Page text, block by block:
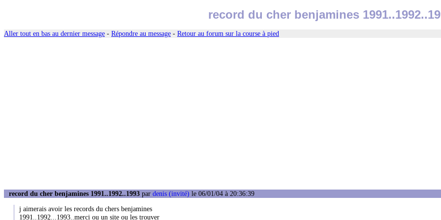
record du cher benjamines
Aller tout en bas au dernier message - Répondre au message - Retour au forum sur la course à pied
record du cher benjamines 1991..1992..1993 par denis (invité) le 06/01/04 à 20:36:39
j aimerais avoir les records du chers benjamines
1991..1992...1993..merci ou un site ou les trouver